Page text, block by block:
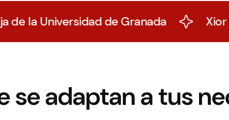
de Granada Xior Granada -
se adaptan a tus